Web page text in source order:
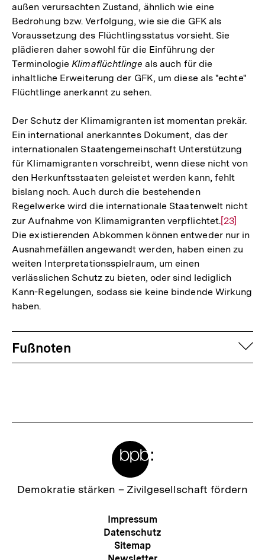
der
Fußnote
außen verursachten Zustand, ähnlich wie eine
Bedrohung bzw. Verfolgung, wie sie die GFK als
Voraussetzung des Flüchtlingsstatus vorsieht. Sie
plädieren daher sowohl für die Einführung der
TerminologieKlimaflüchtlinge als auch für die
inhaltliche Erweiterung der GFK, um diese als "echte"
Flüchtlinge anerkannt zu sehen.
Der Schutz der Klimamigranten ist momentan prekär.
Ein international anerkanntes Dokument, das der
internationalen Staatengemeinschaft Unterstützung
für Klimamigranten vorschreibt, wenn diese nicht von
den Herkunftsstaaten geleistet werden kann, fehlt
bislang noch. Auch durch die bestehenden
Regelwerke wird die internationale Staatenwelt nicht
zur Aufnahme von Klimamigranten verpflichtet.Zur
der
[23]
Die existierenden Abkommen können entweder nur in
Ausnahmefällen angewandt werden, haben einen zu
weiten Interpretationsspielraum, um einen
verlässlichen Schutz zu bieten, oder sind lediglich
Kann-Regelungen, sodass sie keine bindende Wirkung
haben.
Fussnoten
Fußnoten
Zur
Demokratie stärken – Zivilgesellschaft fördern
Meta-
Navigation
Impressum
Datenschutz
Sitemap